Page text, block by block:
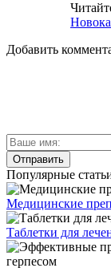
Добавить
Популярные
Медицинские
Таблетки для